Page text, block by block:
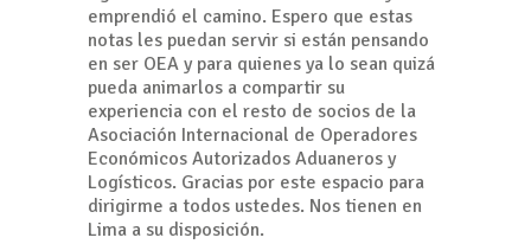
emprendió el camino. Espero que estas
notas les puedan servir si están pensando
en ser OEA y para quienes ya lo sean quizá
pueda animarlos a compartir su
experiencia con el resto de socios de la
Asociación Internacional de Operadores
Económicos Autorizados Aduaneros y
Logísticos. Gracias por este espacio para
dirigirme a todos ustedes. Nos tienen en
Lima a su disposición.